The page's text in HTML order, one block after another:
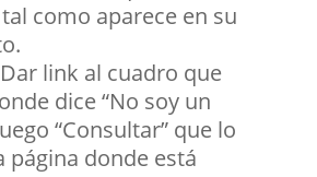
como aparece en su
Dar link al cuadro que
dice “No soy un
“Consultar” que lo
página donde está